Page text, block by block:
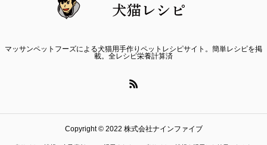
マッサンペットフーズによる犬猫用手作りペットレシピサイト。簡単レシピを掲
載。全レシピ栄養計算済
Copyright © 2022 株式会社ナインファイブ